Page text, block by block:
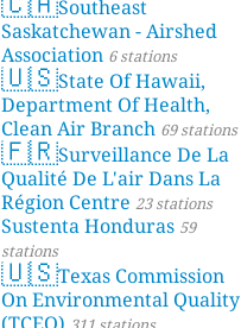
Southeast
Saskatchewan - Airshed
Association 6 stations
🇺🇸State Of Hawaii,
Department Of Health,
Clean Air Branch 69 stations
🇫🇷Surveillance De La
Qualité De L'air Dans La
Région Centre 23 stations
Sustenta Honduras 59
stations
🇺🇸Texas Commission
On Environmental Quality